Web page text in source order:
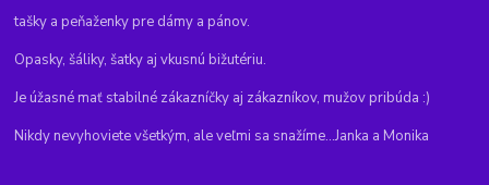
tašky a peňaženky pre dámy a pánov.
Opasky, šáliky, šatky aj vkusnú bižutériu.
Je úžasné mať stabilné zákazníčky aj zákazníkov, mužov pribúda :)
Nikdy nevyhoviete všetkým, ale veľmi sa snažíme...Janka a Monika